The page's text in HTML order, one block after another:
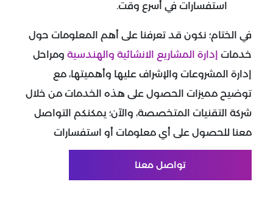
استفسارات في أسرع وقت.
في الختام؛ نكون قد تعرفنا على أهم المعلومات حول
خدمات إدارة المشاريع الانشائية والهندسية ومراحل
إدارة المشروعات والإشراف عليها وأهميتها، مع
توضيح مميزات الحصول على هذه الخدمات من خلال
شركة التقنيات المتخصصة، والآن؛ يمكنكم التواصل
معنا للحصول على أي معلومات أو استفسارات
تواصل معنا